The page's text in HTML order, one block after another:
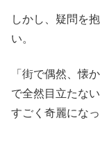
しかし、疑問を
い。
「街で偶然、懐
で全然目立たな
すごく奇麗になっ